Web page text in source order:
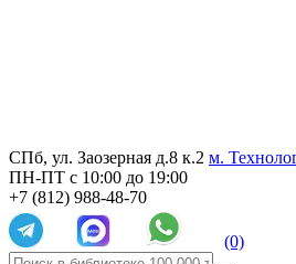
СПб, ул. Заозерная д.8 к.2 м.
ПН-ПТ с 10:00 до 19:00
+7 (812) 988-48-70
(0)